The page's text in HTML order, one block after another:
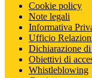
Cookie policy
Note legali
Informativa
Ufficio
Dichiarazione di
Obiettivi di
Whistleblowing